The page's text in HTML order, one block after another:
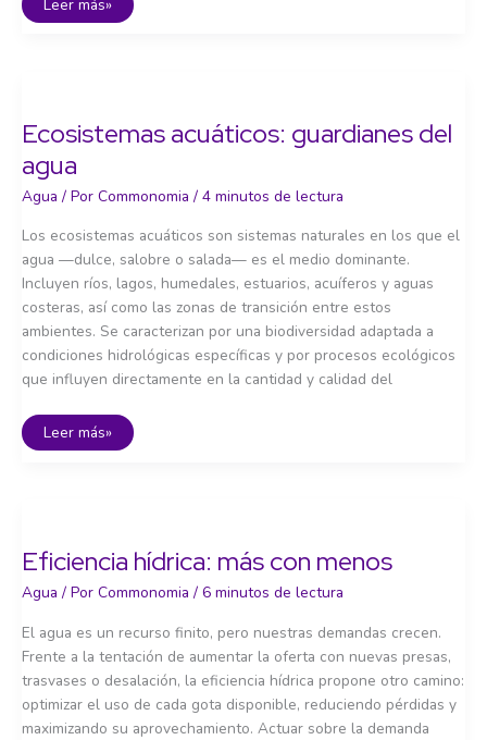
Leer más»
Ecosistemas acuáticos: guardianes del
agua
Agua / Por Commonomia / 4 minutos de lectura
Los ecosistemas acuáticos son sistemas naturales en los que el
agua —dulce, salobre o salada— es el medio dominante.
Incluyen ríos, lagos, humedales, estuarios, acuíferos y aguas
costeras, así como las zonas de transición entre estos
ambientes. Se caracterizan por una biodiversidad adaptada a
condiciones hidrológicas específicas y por procesos ecológicos
que influyen directamente en la cantidad y calidad del
Ecosistemas
acuáticos:
Leer más»
Eficiencia hídrica: más con menos
Agua / Por Commonomia / 6 minutos de lectura
El agua es un recurso finito, pero nuestras demandas crecen.
Frente a la tentación de aumentar la oferta con nuevas presas,
trasvases o desalación, la eficiencia hídrica propone otro camino:
optimizar el uso de cada gota disponible, reduciendo pérdidas y
maximizando su aprovechamiento. Actuar sobre la demanda